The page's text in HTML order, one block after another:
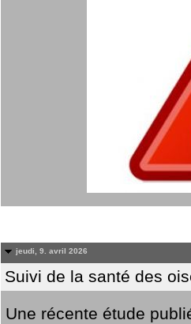
jeudi, 9. avril 2026
Suivi de la santé des
Une récente étude